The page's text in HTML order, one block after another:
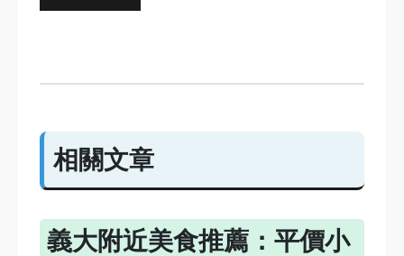
相關文章
義大附近美食推薦：平價小